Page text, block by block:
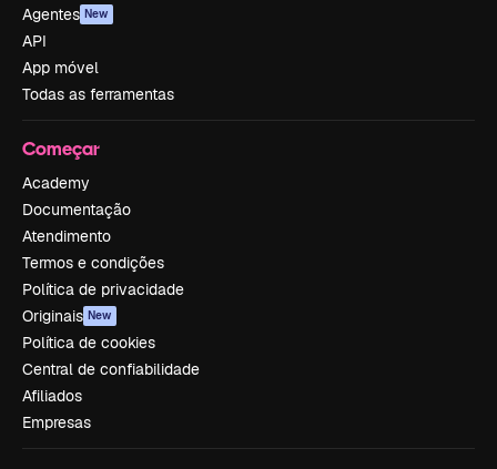
Agentes New
API
App móvel
Todas as ferramentas
Começar
Academy
Documentação
Atendimento
Termos e condições
Política de privacidade
Originais New
Política de cookies
Central de confiabilidade
Afiliados
Empresas